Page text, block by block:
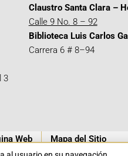
3
Claustro Santa Clara –
Calle 9 No. 8 – 92
Biblioteca Luis Carlos
Carrera 6 # 8–94
Web Mapa del Sitio